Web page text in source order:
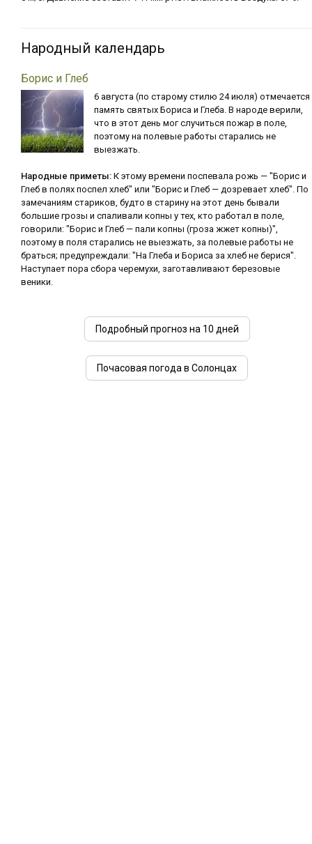
Народный календарь
Борис и Глеб
6 августа (по старому стилю 24 июля) отмечается
память святых Бориса и Глеба. В народе верили,
что в этот день мог случиться пожар в поле,
поэтому на полевые работы старались не
выезжать.
Народные приметы: К этому времени поспевала рожь — "Борис и
Глеб в полях поспел хлеб" или "Борис и Глеб — дозревает хлеб". По
замечаниям стариков, будто в старину на этот день бывали
большие грозы и спаливали копны у тех, кто работал в поле,
говорили: "Борис и Глеб — пали копны (гроза жжет копны)",
поэтому в поля старались не выезжать, за полевые работы не
браться; предупреждали: "На Глеба и Бориса за хлеб не берися".
Наступает пора сбора черемухи, заготавливают березовые
веники.
Подробный прогноз на 10 дней
Почасовая погода в Солонцах